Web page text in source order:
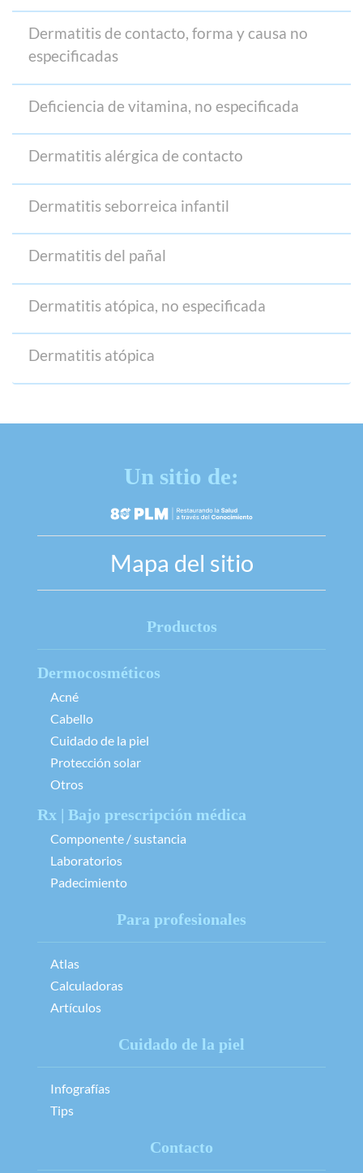
Dermatitis de contacto, forma y causa no
especificadas
Deficiencia de vitamina, no especificada
Dermatitis alérgica de contacto
Dermatitis seborreica infantil
Dermatitis del pañal
Dermatitis atópica, no especificada
Dermatitis atópica
Un sitio de:
Mapa del sitio
Productos
Dermocosméticos
Acné
Cabello
Cuidado de la piel
Protección solar
Otros
Rx | Bajo prescripción médica
Componente / sustancia
Laboratorios
Padecimiento
Para profesionales
Atlas
Calculadoras
Artículos
Cuidado de la piel
Infografías
Tips
Contacto